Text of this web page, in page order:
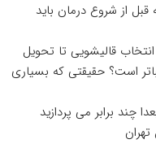
قبل از شروع درمان باید
قالیشویی تا تحویل
است؟ حقیقتی که بسیاری
چند برابر می پردازید